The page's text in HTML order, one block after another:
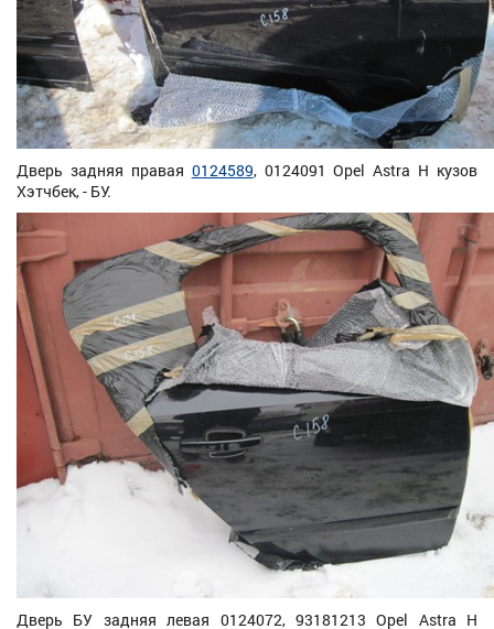
Дверь задняя правая 0124589, 0124091 Opel Astra H кузов
Хэтчбек, - БУ.
Дверь БУ задняя левая 0124072, 93181213 Opel Astra H